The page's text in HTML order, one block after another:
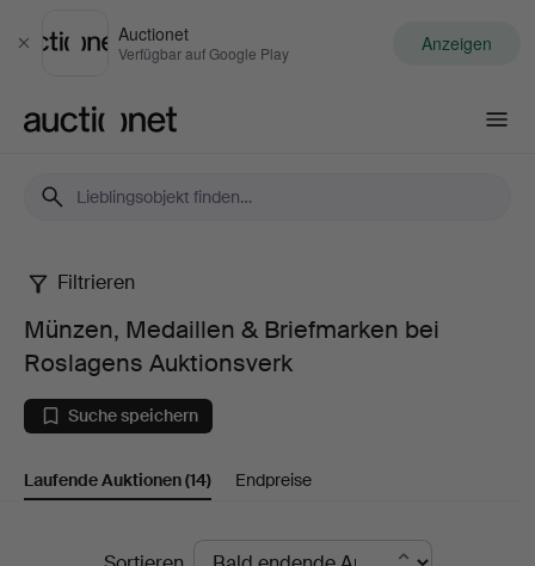
Schließen
Auctionet
Verfügbar auf Google Play Anzeigen
Münzen,
Medaillen
&
Briefmarken
Filtrieren
Münzen, Medaillen & Briefmarken bei
Roslagens Auktionsverk
Suche speichern
Laufende Auktionen(14) Endpreise
Laufende